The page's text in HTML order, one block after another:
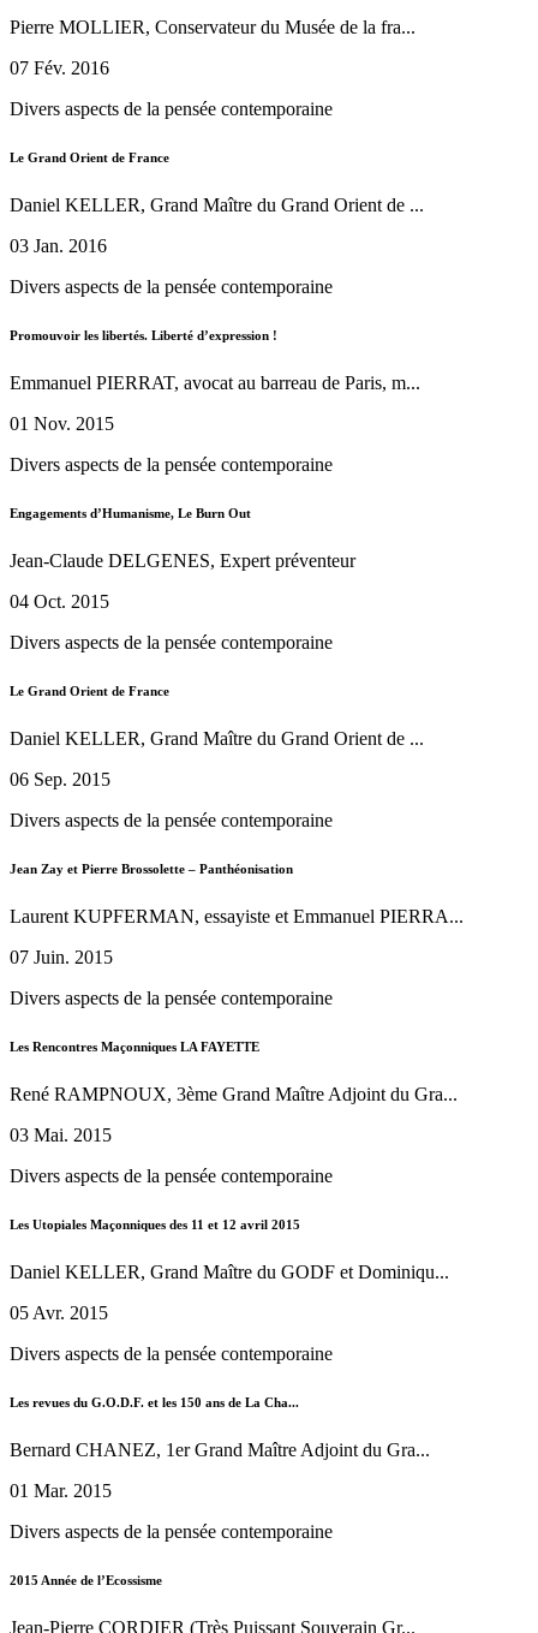
Pierre MOLLIER, Conservateur du Musée de la fra...
07 Fév. 2016
Divers aspects de la pensée contemporaine
Le Grand Orient de France
Daniel KELLER, Grand Maître du Grand Orient de ...
03 Jan. 2016
Divers aspects de la pensée contemporaine
Promouvoir les libertés. Liberté d’expression !
Emmanuel PIERRAT, avocat au barreau de Paris, m...
01 Nov. 2015
Divers aspects de la pensée contemporaine
Engagements d’Humanisme, Le Burn Out
Jean-Claude DELGENES, Expert préventeur
04 Oct. 2015
Divers aspects de la pensée contemporaine
Le Grand Orient de France
Daniel KELLER, Grand Maître du Grand Orient de ...
06 Sep. 2015
Divers aspects de la pensée contemporaine
Jean Zay et Pierre Brossolette – Panthéonisation
Laurent KUPFERMAN, essayiste et Emmanuel PIERRA...
07 Juin. 2015
Divers aspects de la pensée contemporaine
Les Rencontres Maçonniques LA FAYETTE
René RAMPNOUX, 3ème Grand Maître Adjoint du Gra...
03 Mai. 2015
Divers aspects de la pensée contemporaine
Les Utopiales Maçonniques des 11 et 12 avril 2015
Daniel KELLER, Grand Maître du GODF et Dominiqu...
05 Avr. 2015
Divers aspects de la pensée contemporaine
Les revues du G.O.D.F. et les 150 ans de La Cha...
Bernard CHANEZ, 1er Grand Maître Adjoint du Gra...
01 Mar. 2015
Divers aspects de la pensée contemporaine
2015 Année de l’Ecossisme
Jean-Pierre CORDIER (Très Puissant Souverain Gr...